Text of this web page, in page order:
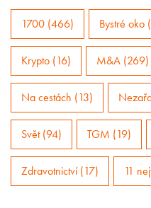
1700 (466) Bystré oko
Krypto (16) M&A (269)
Na cestách (13)
Svět (94) TGM (19)
Zdravotnictví (17) 11